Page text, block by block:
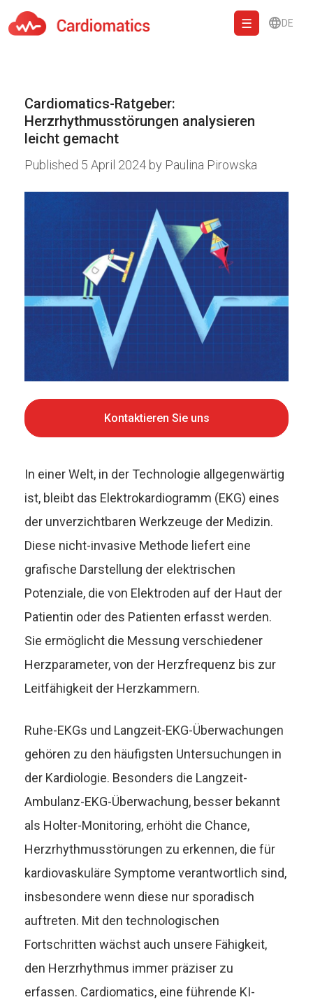
DE
Cardiomatics-Ratgeber:
Herzrhythmusstörungen analysieren
leicht gemacht
Published 5 April 2024 by Paulina Pirowska
Kontaktieren Sie uns
In einer Welt, in der Technologie allgegenwärtig
ist, bleibt das Elektrokardiogramm (EKG) eines
der unverzichtbaren Werkzeuge der Medizin.
Diese nicht-invasive Methode liefert eine
grafische Darstellung der elektrischen
Potenziale, die von Elektroden auf der Haut der
Patientin oder des Patienten erfasst werden.
Sie ermöglicht die Messung verschiedener
Herzparameter, von der Herzfrequenz bis zur
Leitfähigkeit der Herzkammern.
Ruhe-EKGs und Langzeit-EKG-Überwachungen
gehören zu den häufigsten Untersuchungen in
der Kardiologie. Besonders die Langzeit-
Ambulanz-EKG-Überwachung, besser bekannt
als Holter-Monitoring, erhöht die Chance,
Herzrhythmusstörungen zu erkennen, die für
kardiovaskuläre Symptome verantwortlich sind,
insbesondere wenn diese nur sporadisch
auftreten. Mit den technologischen
Fortschritten wächst auch unsere Fähigkeit,
den Herzrhythmus immer präziser zu
erfassen. Cardiomatics, eine führende KI-